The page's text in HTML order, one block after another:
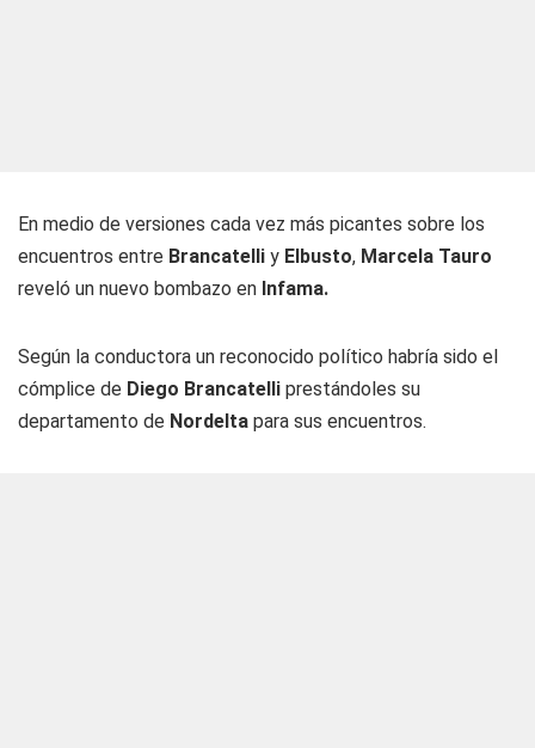
En medio de versiones cada vez más picantes sobre los
encuentros entre Brancatelli y Elbusto, Marcela Tauro
reveló un nuevo bombazo en Infama.
Según la conductora un reconocido político habría sido el
cómplice de Diego Brancatelli prestándoles su
departamento de Nordelta para sus encuentros.